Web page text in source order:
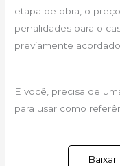
etapa de obra, o
penalidades para o
previamente acordado.
E você, precisa de
para usar como